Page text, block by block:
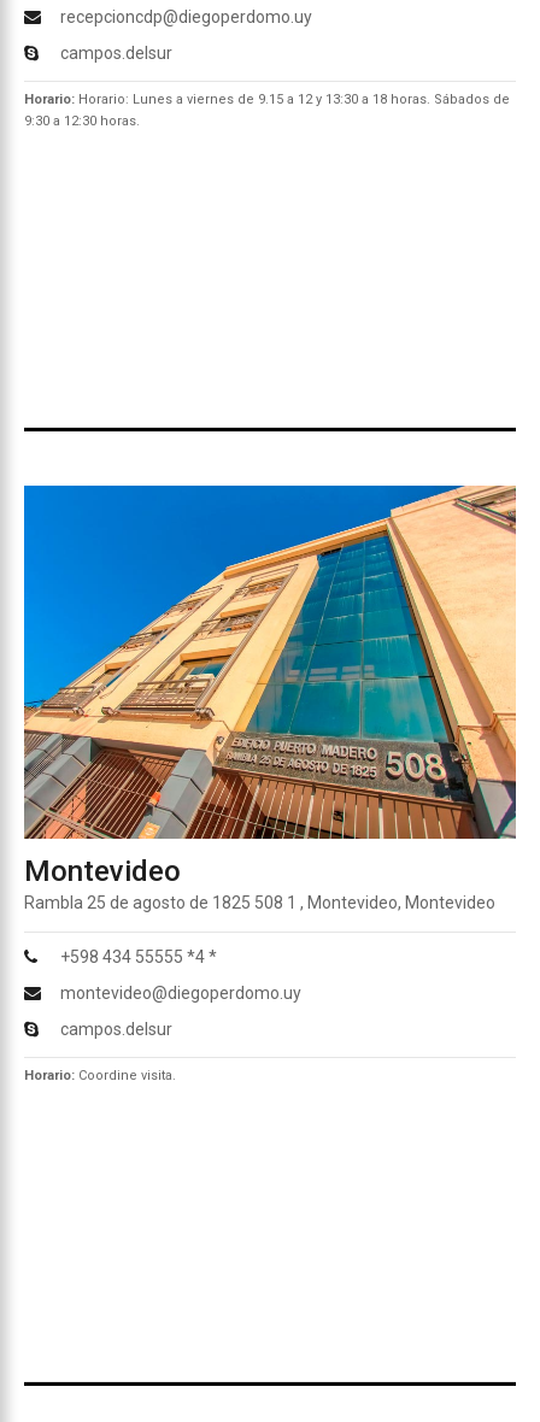
recepcioncdp@diegoperdomo.uy
campos.delsur
Horario: Horario: Lunes a viernes de 9.15 a 12 y 13:30 a 18 horas. Sábados de
9:30 a 12:30 horas.
Montevideo
Rambla 25 de agosto de 1825 508 1 , Montevideo, Montevideo
+598 434 55555 *4 *
montevideo@diegoperdomo.uy
campos.delsur
Horario: Coordine visita.